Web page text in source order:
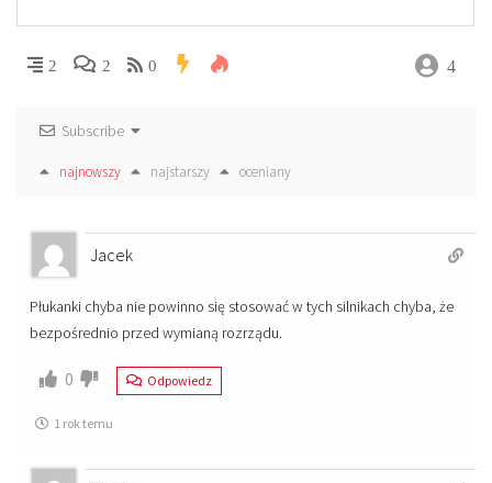
2 2 0 4
Subscribe
najnowszy najstarszy oceniany
Jacek
Płukanki chyba nie powinno się stosować w tych silnikach chyba, że
bezpośrednio przed wymianą rozrządu.
0 Odpowiedz
1 rok temu